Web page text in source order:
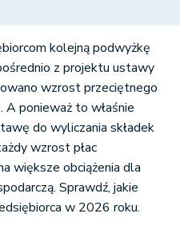
kolejną podwyżkę
z projektu ustawy
wzrost przeciętnego
A ponieważ to właśnie
do wyliczania składek
wzrost płac
większe obciążenia dla
Sprawdź, jakie
w 2026 roku.